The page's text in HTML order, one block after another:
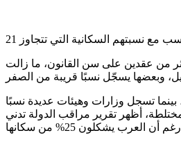
من عقدين على سن القانون، ما زالت
صادمة: نسبة العرب في المناصب الرفيعة في الوزارات الحكومية لا تتجاوز 0.56%، وفي مفوضية خدمات الدولة 2% فقط، بينما تسجل وزارات وهيئات عديدة نسبًا
لا يتعدون 3% رغم أن ثلث أطبائها عرب. في المدن المختلطة، أظهر تقرير مراقب الدولة تدني